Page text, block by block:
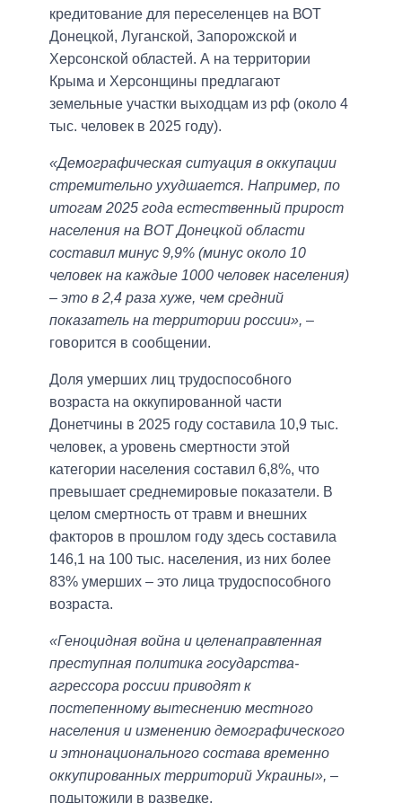
кредитование для переселенцев на ВОТ
Донецкой, Луганской, Запорожской и
Херсонской областей. А на территории
Крыма и Херсонщины предлагают
земельные участки выходцам из рф (около 4
тыс. человек в 2025 году).
«Демографическая ситуация в оккупации
стремительно ухудшается. Например, по
итогам 2025 года естественный прирост
населения на ВОТ Донецкой области
составил минус 9,9% (минус около 10
человек на каждые 1000 человек населения)
– это в 2,4 раза хуже, чем средний
показатель на территории россии», –
говорится в сообщении.
Доля умерших лиц трудоспособного
возраста на оккупированной части
Донетчины в 2025 году составила 10,9 тыс.
человек, а уровень смертности этой
категории населения составил 6,8%, что
превышает среднемировые показатели. В
целом смертность от травм и внешних
факторов в прошлом году здесь составила
146,1 на 100 тыс. населения, из них более
83% умерших – это лица трудоспособного
возраста.
«Геноцидная война и целенаправленная
преступная политика государства-
агрессора россии приводят к
постепенному вытеснению местного
населения и изменению демографического
и этнонационального состава временно
оккупированных территорий Украины», –
подытожили в разведке.